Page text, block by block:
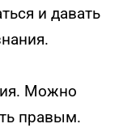
и давать
Можно
правым.